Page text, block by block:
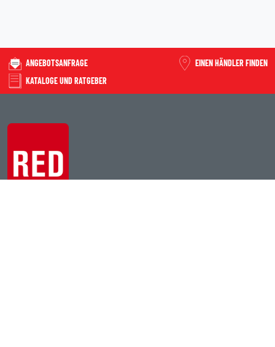
ANGEBOTSANFRAGE
EINEN HÄNDLER FINDEN
KATALOGE UND RATGEBER